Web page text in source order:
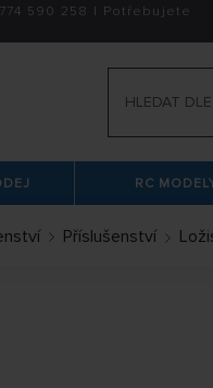
774 590 258 | Potřebujete
RC
Příslušenství